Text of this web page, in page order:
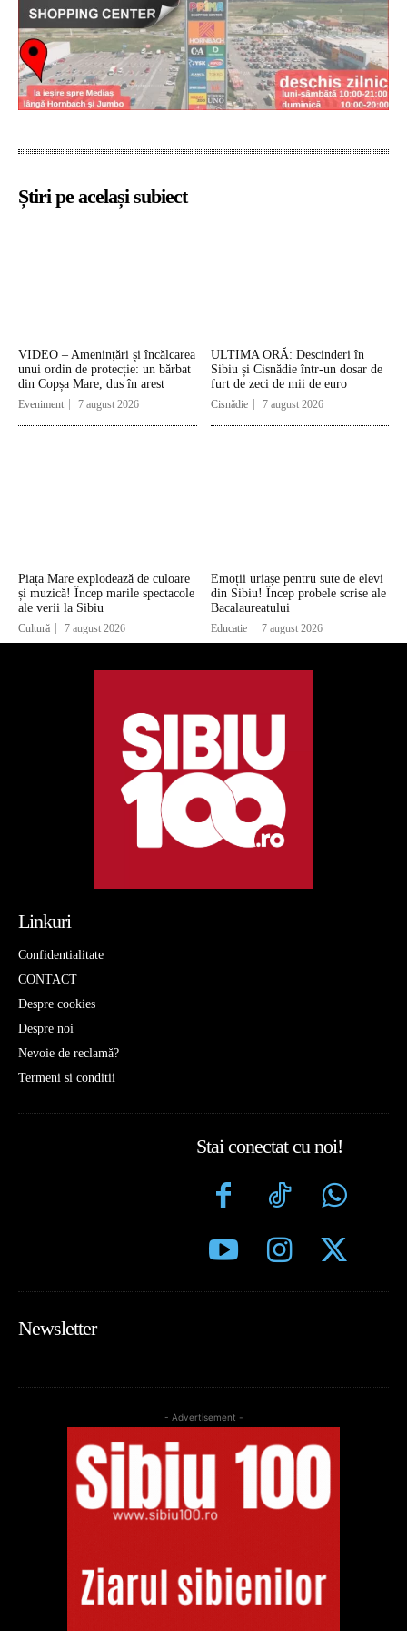
Știri pe același subiect
VIDEO – Amenințări și încălcarea
unui ordin de protecție: un bărbat
din Copșa Mare, dus în arest
Eveniment 7 august 2026
ULTIMA ORĂ: Descinderi în
Sibiu și Cisnădie într-un dosar de
furt de zeci de mii de euro
Cisnădie 7 august 2026
Piața Mare explodează de culoare
și muzică! Încep marile spectacole
ale verii la Sibiu
Cultură 7 august 2026
Emoții uriașe pentru sute de elevi
din Sibiu! Încep probele scrise ale
Bacalaureatului
Educatie 7 august 2026
Linkuri
Confidentialitate
CONTACT
Despre cookies
Despre noi
Nevoie de reclamă?
Termeni si conditii
Stai conectat cu noi!
Newsletter
- Advertisement -